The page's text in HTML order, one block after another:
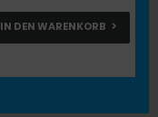
IN DEN WARENKORB